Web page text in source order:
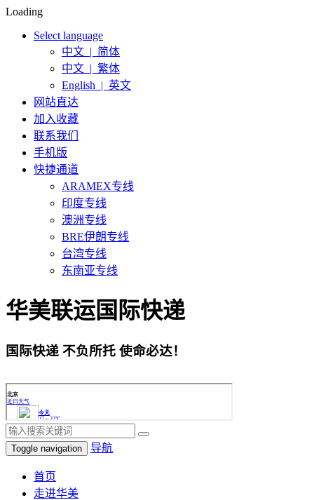
Loading
Select language
中文 | 简体
中文 | 繁体
English | 英文
网站直达
加入收藏
联系我们
手机版
快捷通道
ARAMEX专线
印度专线
澳洲专线
BRE伊朗专线
台湾专线
东南亚专线
华美联运国际快递
国际快递 不负所托 使命必达！
Toggle navigation 导航
首页
走进华美